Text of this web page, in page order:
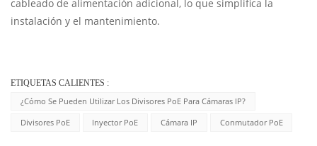
cableado de alimentación adicional, lo que simplifica la
instalación y el mantenimiento.
ETIQUETAS CALIENTES :
¿Cómo Se Pueden Utilizar Los Divisores PoE Para Cámaras IP?
Divisores PoE
Inyector PoE Cámara IP Conmutador PoE